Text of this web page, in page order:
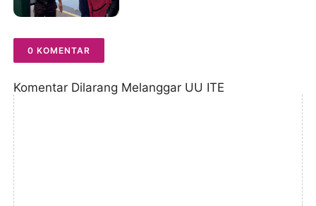
0 KOMENTAR
Komentar Dilarang Melanggar UU ITE